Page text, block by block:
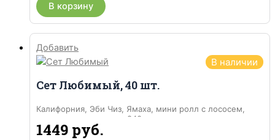
В корзину
Добавить
В наличии
Сет Любимый, 40 шт.
Калифорния, Эби Чиз, Ямаха, мини ролл с лососем,
мини ролл с огурцом, 840 гр.
1449 руб.